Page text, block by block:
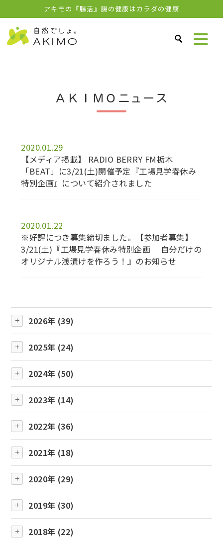
アキモの『腸活』腸の健康はカラダの健康
ＡＫＩＭＯニュース
2020.01.29
【メディア掲載】 RADIO BERRY FM栃木
「BEAT」に3/21(土)開催予定『工場見学春休み
特別企画』について紹介されました
2020.01.22
※好評につき募集締切ました。【参加者募集】
3/21(土)『工場見学春休み特別企画 自分だけの
オリジナル浅漬けを作ろう！』のお知らせ
2026年 (39)
2025年 (24)
2024年 (50)
2023年 (14)
2022年 (36)
2021年 (18)
2020年 (29)
2019年 (30)
2018年 (22)